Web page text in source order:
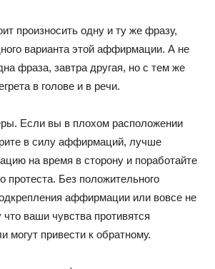
произносить одну и ту же фразу,
варианта этой аффирмации. А не
фраза, завтра другая, но с тем же
в голове и в речи.
Если вы в плохом расположении
в силу аффирмаций, лучше
на время в сторону и поработайте
протеста. Без положительного
аффирмации или вовсе не
ваши чувства противятся
могут привести к обратному.